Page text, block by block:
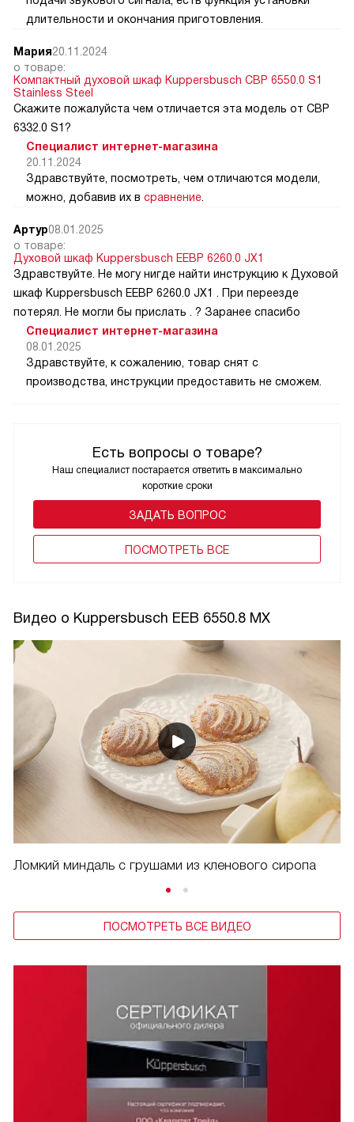
Есть вопросы о товаре?
Наш специалист постарается ответить в максимально
короткие сроки
ЗАДАТЬ ВОПРОС
ПОCМОТРЕТЬ ВСЕ
длительности и окончания приготовления.
Мария20.11.2024
о товаре:
Компактный духовой шкаф Kuppersbusch CBP 6550.0 S1
Stainless Steel
Скажите пожалуйста чем отличается эта модель от CВP
6332.0 S1?
Специалист интернет-магазина
20.11.2024
Здравствуйте, посмотреть, чем отличаются модели,
можно, добавив их в сравнение
Артур08.01.2025
о товаре:
Духовой шкаф Kuppersbusch EEBP 6260.0 JX1
Здравствуйте. Не могу нигде найти инструкцию к Духовой
шкаф Kuppersbusch EEBP 6260.0 JX1 . При переезде
потерял. Не могли бы прислать . ? Заранее спасибо
Специалист интернет-магазина
08.01.2025
Здравствуйте, к сожалению, товар снят с
производства, инструкции предоставить не сможем.
Видео о Kuppersbusch EEB 6550.8 MX
Ломкий миндаль с грушами из кленового сиропа
ПОСМОТРЕТЬ ВСЕ ВИДЕО